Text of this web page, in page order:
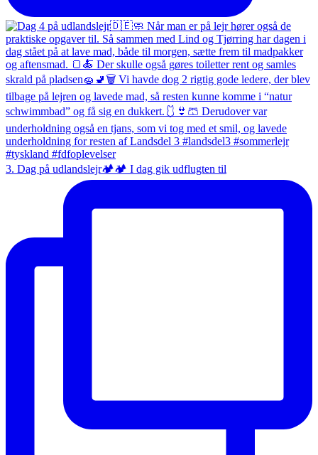
3. Dag på udlandslejr🏕️🏕️ I dag gik udflugten til